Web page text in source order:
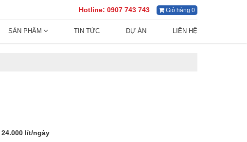
Hotline: 0907 743 743 Giỏ hàng 0
SẢN PHẨM TIN TỨC DỰ ÁN LIÊN HỆ
24.000 lít/ngày